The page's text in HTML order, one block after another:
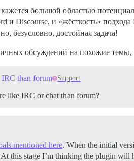
большой областью
Discourse, и «жёсткость»
безусловно, достойная задача!
обсуждений на похожие темы,
IRC than forum Support
like IRC or chat than forum?
mentioned here. When the initial
this stage I’m thinking the plugin will